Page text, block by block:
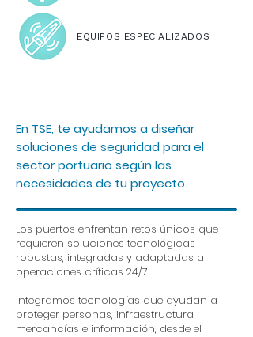
EQUIPOS ESPECIALIZADOS
En TSE, te ayudamos a diseñar
soluciones de seguridad para el
sector portuario según las
necesidades de tu proyecto.
Los puertos enfrentan retos únicos que
requieren soluciones tecnológicas
robustas, integradas y adaptadas a
operaciones críticas 24/7.
Integramos tecnologías que ayudan a
proteger personas, infraestructura,
mercancías e información, desde el